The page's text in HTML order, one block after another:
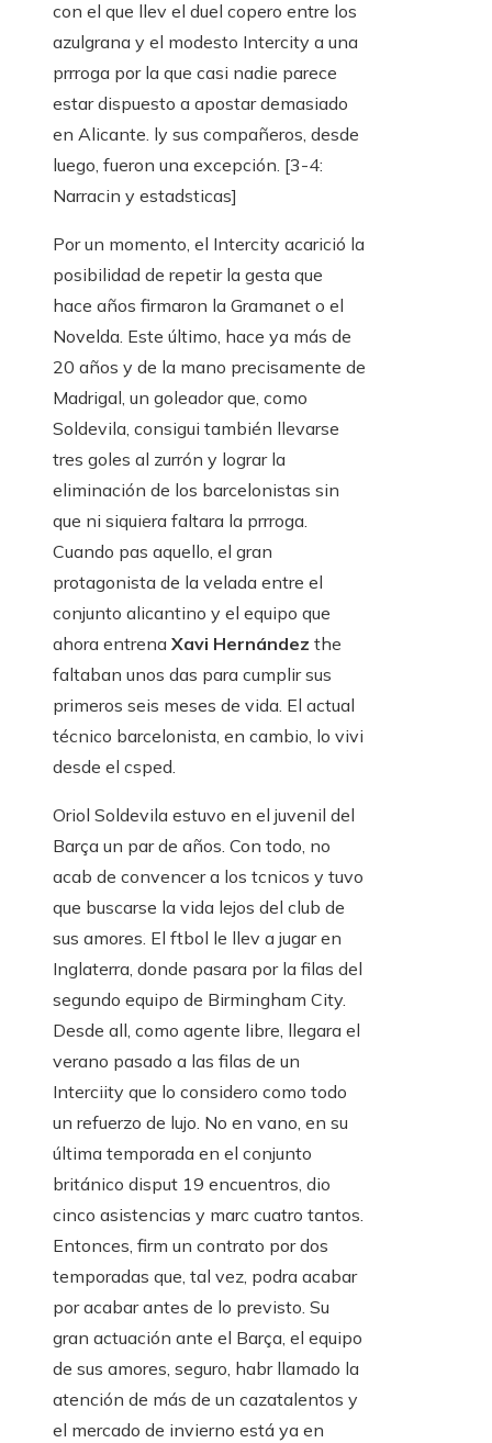
con el que llev el duel copero entre los
azulgrana y el modesto Intercity a una
prrroga por la que casi nadie parece
estar dispuesto a apostar demasiado
en Alicante. ly sus compañeros, desde
luego, fueron una excepción. [3-4:
Narracin y estadsticas]
Por un momento, el Intercity acarició la
posibilidad de repetir la gesta que
hace años firmaron la Gramanet o el
Novelda. Este último, hace ya más de
20 años y de la mano precisamente de
Madrigal, un goleador que, como
Soldevila, consigui también llevarse
tres goles al zurrón y lograr la
eliminación de los barcelonistas sin
que ni siquiera faltara la prrroga.
Cuando pas aquello, el gran
protagonista de la velada entre el
conjunto alicantino y el equipo que
ahora entrena Xavi Hernández the
faltaban unos das para cumplir sus
primeros seis meses de vida. El actual
técnico barcelonista, en cambio, lo vivi
desde el csped.
Oriol Soldevila estuvo en el juvenil del
Barça un par de años. Con todo, no
acab de convencer a los tcnicos y tuvo
que buscarse la vida lejos del club de
sus amores. El ftbol le llev a jugar en
Inglaterra, donde pasara por la filas del
segundo equipo de Birmingham City.
Desde all, como agente libre, llegara el
verano pasado a las filas de un
Interciity que lo considero como todo
un refuerzo de lujo. No en vano, en su
última temporada en el conjunto
británico disput 19 encuentros, dio
cinco asistencias y marc cuatro tantos.
Entonces, firm un contrato por dos
temporadas que, tal vez, podra acabar
por acabar antes de lo previsto. Su
gran actuación ante el Barça, el equipo
de sus amores, seguro, habr llamado la
atención de más de un cazatalentos y
el mercado de invierno está ya en